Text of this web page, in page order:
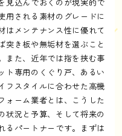
用される素材のグレードに
はメンテナンス性に優れて
突き板や無垢材を選ぶこと
また、近年では指を挟む事
ト専用のくぐり戸、あるい
フスタイルに合わせた高機
ォーム業者とは、こうした
状況と予算、そして将来の
るパートナーです。まずは